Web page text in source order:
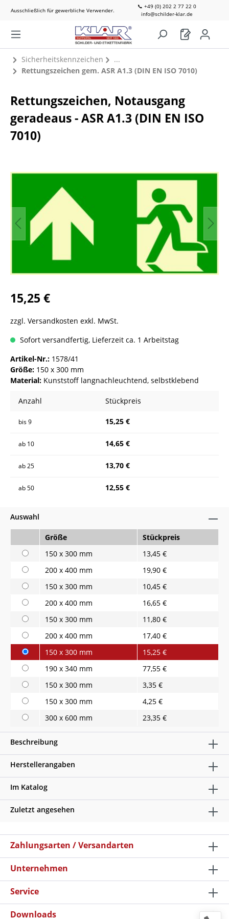
Ausschließlich für gewerbliche Verwender.
📞 +49 (0) 202 2 77 22 0
info@schilder-klar.de
Sicherheitskennzeichen
Rettungszeichen gem. ASR A1.3 (DIN EN ISO 7010)
Rettungszeichen, Notausgang
geradeaus - ASR A1.3 (DIN EN ISO
7010)
15,25 €
zzgl. Versandkosten exkl. MwSt.
Sofort versandfertig, Lieferzeit ca. 1 Arbeitstag
Artikel-Nr.: 1578/41
Größe: 150 x 300 mm
Material: Kunststoff langnachleuchtend, selbstklebend
Anzahl Stückpreis
bis9 15,25 €
ab 10 14,65 €
ab25 13,70 €
ab50 12,55 €
Auswahl
Größe
Stückpreis
150 x 300 mm
13,45 €
200 x 400 mm
19,90 €
150 x 300 mm
10,45 €
200 x 400 mm
16,65 €
150 x 300 mm
11,80 €
200 x 400 mm
17,40 €
150 x 300 mm
15,25 €
190 x 340 mm
77,55 €
150 x 300 mm
3,35 €
150 x 300 mm
4,25 €
300 x 600 mm
23,35 €
Beschreibung
Herstellerangaben
Im Katalog
Zuletzt angesehen
Zahlungsarten / Versandarten
Unternehmen
Service
Downloads